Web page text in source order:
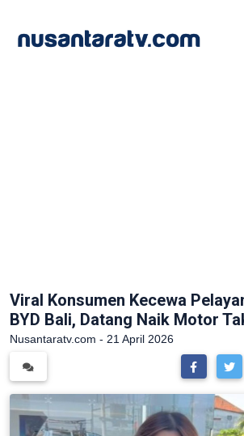
Viral Konsumen Kecewa
BYD Bali, Datang Naik Motor
Nusantaratv.com - 21 April 2026